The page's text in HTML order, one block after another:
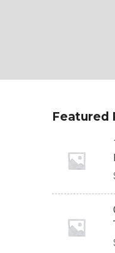
Featured